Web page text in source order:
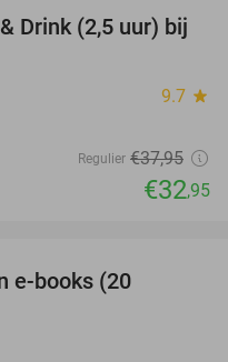
13%
Drink (2,5 uur) bij
9.7 star
Regulier €37,95
€32,95
e-books (20